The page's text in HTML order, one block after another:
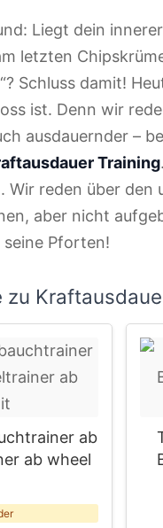
Liegt dein
letzten
Schluss damit!
ist. Denn wir
ausdauernder –
Training
Wir reden über den
aber nicht
Pforten!
zu
ab
ab wheel